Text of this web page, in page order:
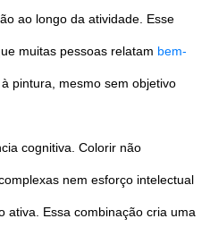
ao longo da atividade. Esse
muitas pessoas relatam bem-
pintura, mesmo sem objetivo
cognitiva. Colorir não
nem esforço intelectual
ativa. Essa combinação cria uma